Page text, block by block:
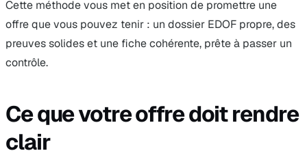
Cette méthode vous met en position de promettre une
offre que vous pouvez tenir : un dossier EDOF propre, des
preuves solides et une fiche cohérente, prête à passer un
contrôle.
Ce que votre offre doit rendre
clair